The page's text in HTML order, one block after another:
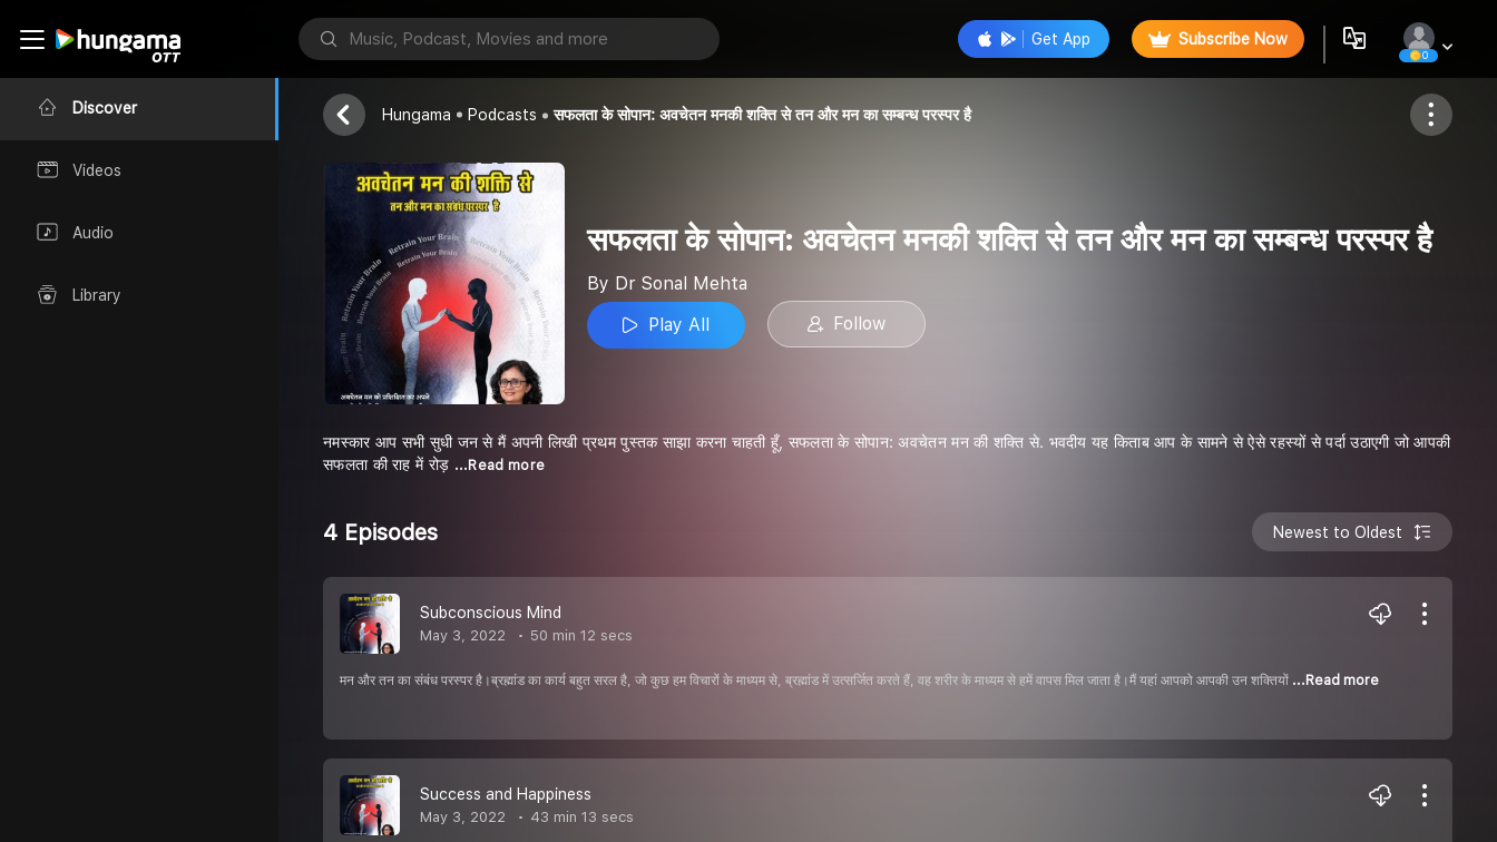
Discover
Videos
Audio
Library
Get App Subscribe Now
0
Dr Sonal Mehta
Follow
Hungama Podcasts सफलता के सोपान: अवचेतन मनकी शक्ति से तन और मन का सम्बन्ध परस्पर है
सफलता के सोपान: अवचेतन मनकी शक्ति से तन और मन का सम्बन्ध परस्पर है
By Dr Sonal Mehta
Play All
Follow
नमस्कार आप सभी सुधी जन से मैं अपनी लिखी प्रथम पुस्तक साझा करना चाहती हूँ, सफलता के सोपान: अवचेतन मन की शक्ति से. भवदीय यह किताब आप के सामने से ऐसे रहस्यों से पर्दा उठाएगी जो आपकी
सफलता की राह में रोड़ ...Read more
4 Episodes Newest to Oldest
Subconscious Mind
May 3, 2022 50 min 12 secs
मन और तन का संबंध परस्पर है।ब्रह्मांड का कार्य बहुत सरल है, जो कुछ हम विचारों के माध्यम से, ब्रह्मांड में उत्सर्जित करते हैं, वह शरीर के माध्यम से हमें वापस मिल जाता है।मैं यहां आपको आपकी उन शक्तियों ...Read more
Success and Happiness
May 3, 2022 43 min 13 secs